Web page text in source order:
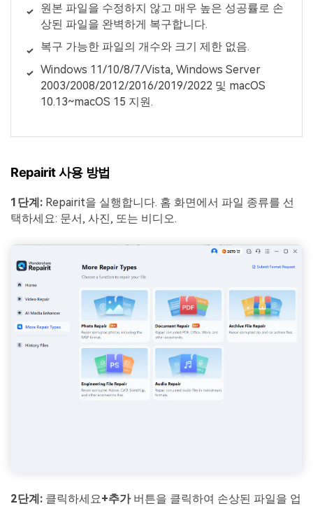
원본 파일을 수정하지 않고 매우 높은 성공률로 손
상된 파일을 완벽하게 복구합니다.
복구 가능한 파일의 개수와 크기 제한 없음.
Windows 11/10/8/7/Vista, Windows Server
2003/2008/2012/2016/2019/2022 및 macOS
10.13~macOS 15 지원.
Repairit 사용 방법
1단계: Repairit을 실행합니다. 홈 화면에서 파일 종류를 선
택하세요: 문서, 사진, 또는 비디오.
2단계: 클릭하세요+추가버튼을 클릭하여 손상된 파일을 업